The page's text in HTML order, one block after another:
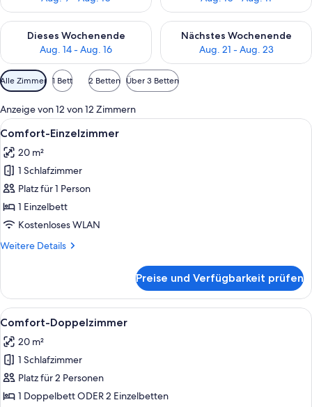
Dieses Wochenende
Aug. 14 - Aug. 16
Überprüfe die Verfügbarkeit für dieses Wochenende, Aug. 14
Nächstes Wochenende
Aug. 21 - Aug. 23
Überprüfe die Verfügbarkeit
Verfügbare
Filter
für
Zimmer
Alle Zimmer 1 Bett 2 Betten Über 3 Betten
Anzeige von 12 von 12 Zimmern
Alle
Fotos
für
Comfort-
Einzelzimmer
anzeigen
Ein Hotelzimmer mit einem Bett,
6
Comfort-Einzelzimmer
20 m²
1 Schlafzimmer
Platz für 1 Person
1 Einzelbett
Kostenloses WLAN
Weitere Details
Weitere
Einzelzimmer
Preise und Verfügbarkeit prüfen
Alle
Fotos
für
Comfort-
Doppelzimmer
anzeigen
Ein Hotelzimmer mit Bett,
6
Comfort-Doppelzimmer
20 m²
1 Schlafzimmer
Platz für 2 Personen
1 Doppelbett ODER 2 Einzelbetten